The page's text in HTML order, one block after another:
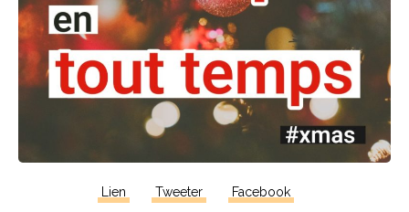
Lien Tweeter Facebook